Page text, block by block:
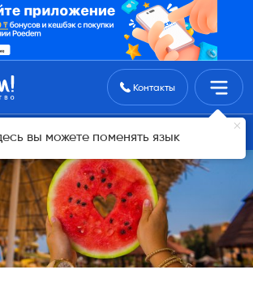
Поиск туровКонтакты
вы можете поменять язык
для Астаны